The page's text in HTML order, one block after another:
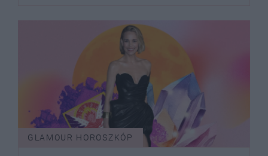
GLAMOUR HOROSZKÓP